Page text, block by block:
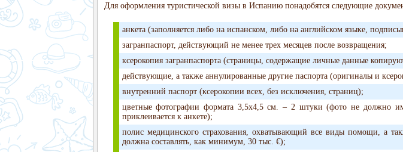
Для оформления туристической визы в Испанию понадобятся следующие
анкета (заполняется либо на испанском, либо на английском языке,
загранпаспорт, действующий не менее трех месяцев после возвращения;
ксерокопия загранпаспорта (страницы, содержащие личные данные
действующие, а также аннулированные другие паспорта (оригиналы и
внутренний паспорт (ксерокопии всех, без исключения, страниц);
цветные фотографии формата 3,5х4,5 см. – 2 штуки (фото не должно
приклеивается к анкете);
полис медицинского страхования, охватывающий все виды помощи, а
должна составлять, как минимум, 30 тыс. €);